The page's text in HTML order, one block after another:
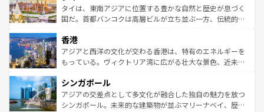
わってみてほしい。 なお、新着の韓国情報はコンテンツ一
覧を参照してほしい。
ーチミン市のフランス統治時代の建物も、独特の雰囲気を
醸し出している。また、バラエティの豊かさとおいしさで
とつ。フォーやバインミー、ベトナムコーヒーなどは、ぜ
ひ現地で味わいたい。どの地域を訪れてもあたたかい人々
が旅行者を迎えてくれるので、きっと忘れられない旅にな
参照してほしい。
タイは、東南アジアに位置する豊かな自然と歴史が息づく
国だ。首都バンコクは高層ビルが立ち並ぶ一方、伝統的な
の活気が交差している。北部ではチェンマイなどの山岳地
帯で自然と触れ合い、南部ではプーケットやクラビの美し
いビーチでリゾート気分を楽しむことができる。タイ料理
激する。気候は一年中温暖で、どの季節にも異なる楽しみ
が待っている。親しみやすいタイの人々、仏教を中心とし
た文化、そして多様な観光資源が、訪れる旅人を魅了し続
香港
アジアと西洋の文化が交わる香港は、特有のエネルギーを
もっている。ヴィクトリア湾に広がる壮大な景色、近未来
み、どこを訪れても感動するはず。観光スポットが密集し
ており、効率よく見どころを回れるのも魅力。息をのむよ
うな絶景から文化的な体験まで、香港を存分に楽しみ尽く
シンガポール
アジアの交差点として多文化が融合した独自の魅力を放つ
シンガポール。未来的な建築物が並ぶマリーナベイ、歴史